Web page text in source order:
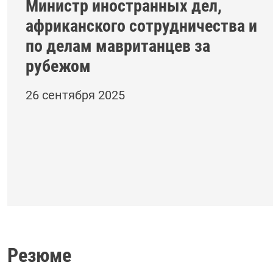
Министр иностранных дел,
африканского сотрудничества и
по делам мавританцев за
рубежом
26 сентября 2025
Резюме